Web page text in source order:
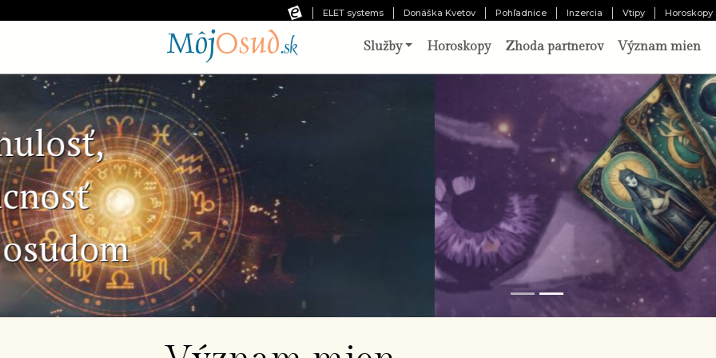
ELET systems Donáška Kvetov Pohľadnice Inzercia Vtipy Horoskopy
Služby Horoskopy Zhoda partnerov Význam mien
Čo vám pripravil osud?
Nechajte tri karty prehovoriť o vašej minulosti,
prítomnosti a budúcnosti. Výklad pripravený
Odhaliť
Predchádzajúca snímka